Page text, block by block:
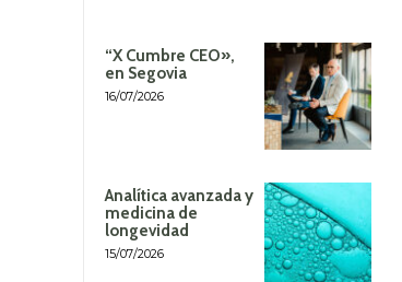
“X Cumbre CEO»,
en Segovia
16/07/2026
Analítica avanzada y
medicina de
longevidad
15/07/2026